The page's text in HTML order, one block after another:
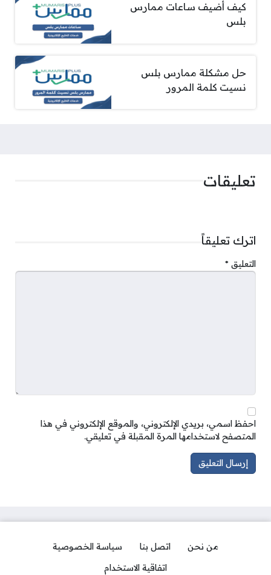
كيف أضيف ساعات ممارس
بلس
حل مشكلة ممارس بلس
نسيت كلمة المرور
تعليقات
اترك تعليقاً
التعليق *
احفظ اسمي، بريدي الإلكتروني، والموقع الإلكتروني في هذا
المتصفح لاستخدامها المرة المقبلة في تعليقي.
من نحن اتصل بنا
سياسة الخصوصية
اتفاقية الاستخدام